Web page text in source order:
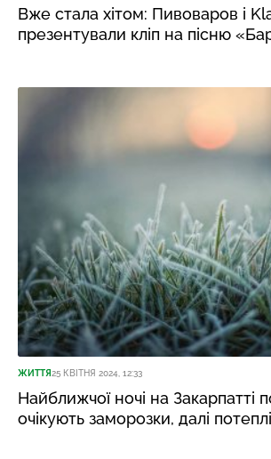
Вже стала хітом: Пивоваров і
презентували кліп на пісню
ЖИТТЯ25 КВІТНЯ 2024, 12:33
Найближчої ночі на Закарпатті
очікують заморозки, далі